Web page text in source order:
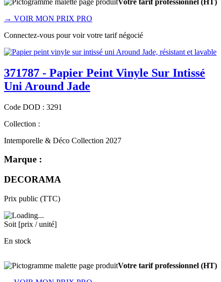
→ VOIR MON PRIX PRO
Connectez-vous pour voir votre tarif négocié
371787 - Papier Peint Vinyle Sur Intissé
Uni Around Jade
Code DOD : 3291
Collection :
Intemporelle & Déco Collection 2027
Marque :
DECORAMA
Prix public (TTC)
Soit [prix / unité]
En stock
Votre tarif professionnel (HT)